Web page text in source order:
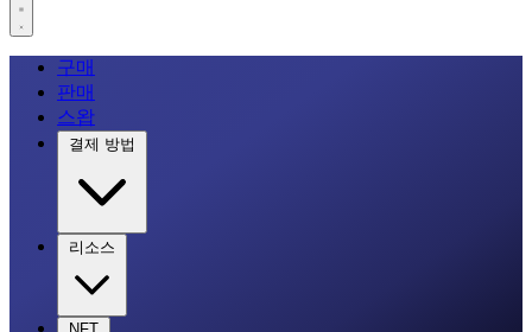
구매
판매
스왑
결제 방법
리소스